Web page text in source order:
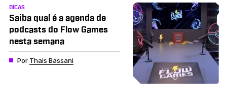
DICAS
Saiba qual é a agenda de
podcasts do Flow Games
nesta semana
Por Thais Bassani